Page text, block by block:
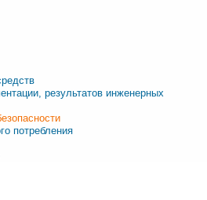
результатов инженерных
потребления